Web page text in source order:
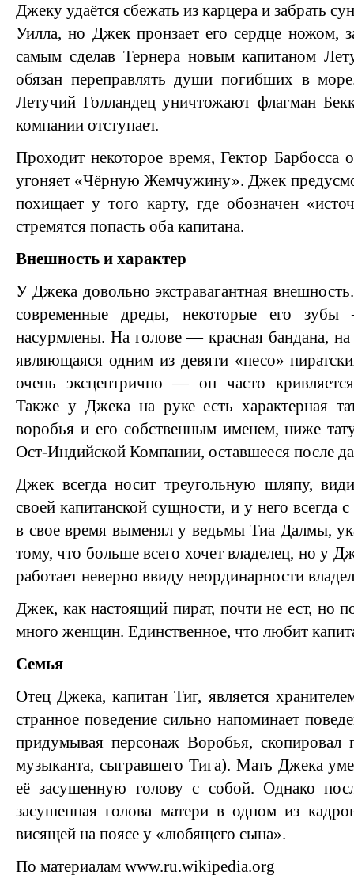
Джеку удаётся сбежать из карцера и забрать
Уилла, но Джек пронзает его сердце ножом,
самым сделав Тернера новым капитаном
обязан переправлять души погибших в
Летучий Голландец уничтожают флагман
компании отступает.
Проходит некоторое время, Гектор Барбосса
угоняет «Чёрную Жемчужину». Джек
похищает у того карту, где обозначен
стремятся попасть оба капитана.
Внешность и характер
У Джека довольно экстравагантная
современные дреды, некоторые его зубы
насурмлены. На голове — красная бандана,
являющаяся одним из девяти «песо»
очень эксцентрично — он часто
Также у Джека на руке есть характерная
воробья и его собственным именем, ниже
Ост-Индийской Компании, оставшееся после
Джек всегда носит треугольную шляпу,
своей капитанской сущности, и у него всегда
в свое время выменял у ведьмы Тиа Далмы,
тому, что больше всего хочет владелец, но у
работает неверно ввиду неординарности
Джек, как настоящий пират, почти не ест, но
много женщин. Единственное, что любит
Семья
Отец Джека, капитан Тиг, является
странное поведение сильно напоминает
придумывая персонаж Воробья, скопировал
музыканта, сыгравшего Тига). Мать Джека
её засушенную голову с собой. Однако
засушенная голова матери в одном из
висящей на поясе у «любящего сына».
По материалам www.ru.wikipedia.org